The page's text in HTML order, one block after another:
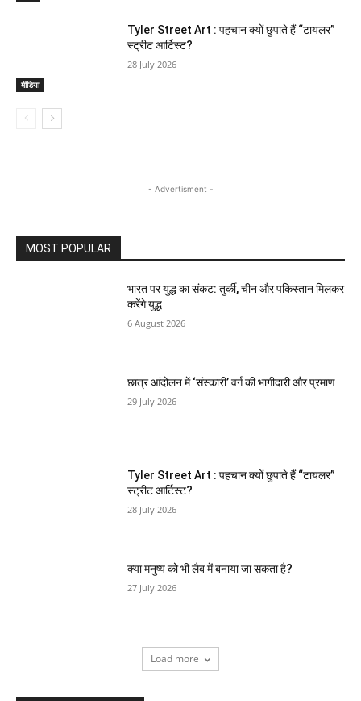
मीडिया
Tyler Street Art : पहचान क्यों छुपाते हैं “टायलर”
स्ट्रीट आर्टिस्ट?
28 July 2026
- Advertisment -
MOST POPULAR
भारत पर युद्ध का संकट: तुर्की, चीन और पकिस्तान मिलकर
करेंगे युद्ध
6 August 2026
छात्र आंदोलन में ‘संस्कारी’ वर्ग की भागीदारी और प्रमाण
29 July 2026
Tyler Street Art : पहचान क्यों छुपाते हैं “टायलर”
स्ट्रीट आर्टिस्ट?
28 July 2026
क्या मनुष्य को भी लैब में बनाया जा सकता है?
27 July 2026
Load more